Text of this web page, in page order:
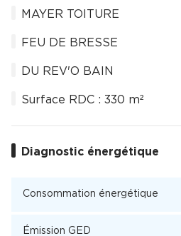
MAYER TOITURE
FEU DE BRESSE
DU REV'O BAIN
Surface RDC : 330 m²
Diagnostic énergétique
Consommation énergétique
Émission GED